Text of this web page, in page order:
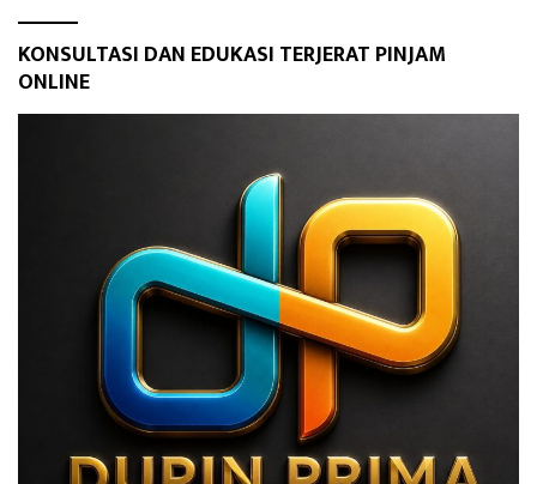
KONSULTASI DAN EDUKASI TERJERAT PINJAM
ONLINE